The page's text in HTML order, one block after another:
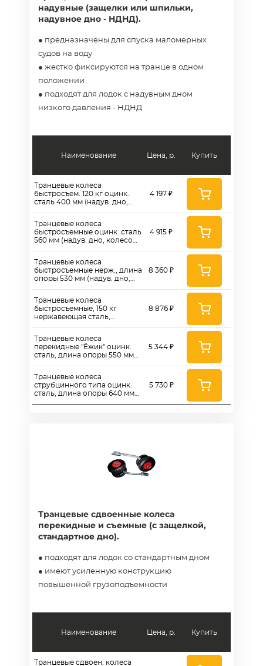
надувные (защелки или шпильки,
надувное дно - НДНД).
● предназначены для спуска маломерных
судов на воду
● жестко фиксируются на транце в одном
положении
● подходят для лодок с надувным дном
низкого давления - НДНД
Наименование
Транцевые колеса
быстросъем. 120 кг оцинк.
сталь 400 мм (надув. дно,
Транцевые колеса
быстросъемные оцинк. сталь
560 мм (надув. дно, колесо
Транцевые колеса
быстросъемные нерж., длина
опоры 530 мм (надув. дно,
Транцевые колеса
быстросъемные, 150 кг
нержавеющая сталь,
Транцевые колеса
перекидные "Ёжик" оцинк.
сталь, длина опоры 550 мм
Транцевые колеса
струбцинного типа оцинк.
сталь, длина опоры 640 мм
Цена, р.
4 197 ₽
4 915 ₽
8 360 ₽
8 876 ₽
5 344 ₽
5 730 ₽
Купить
Транцевые сдвоенные колеса
перекидные и съемные (с защелкой,
стандартное дно).
● подходят для лодок со стандартным дном
● имеют усиленную конструкцию
повышенной грузоподъемности
Наименование
Транцевые сдвоен. колеса
Цена, р. Купить